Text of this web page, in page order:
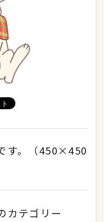
す。（450×450
カテゴリー